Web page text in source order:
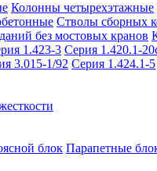
Колонны четырехэтажные
Стволы сборных
без мостовых кранов
1.423-3 Серия 1.420.1-
3.015-1/92 Серия 1.424.1-5
блок Парапетные